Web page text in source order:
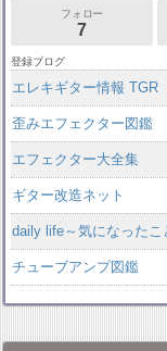
フォロー
7
登録ブログ
エレキギター情報 TGR
歪みエフェクター図鑑
エフェクター大全集
ギター改造ネット
daily life～気になった
チューブアンプ図鑑